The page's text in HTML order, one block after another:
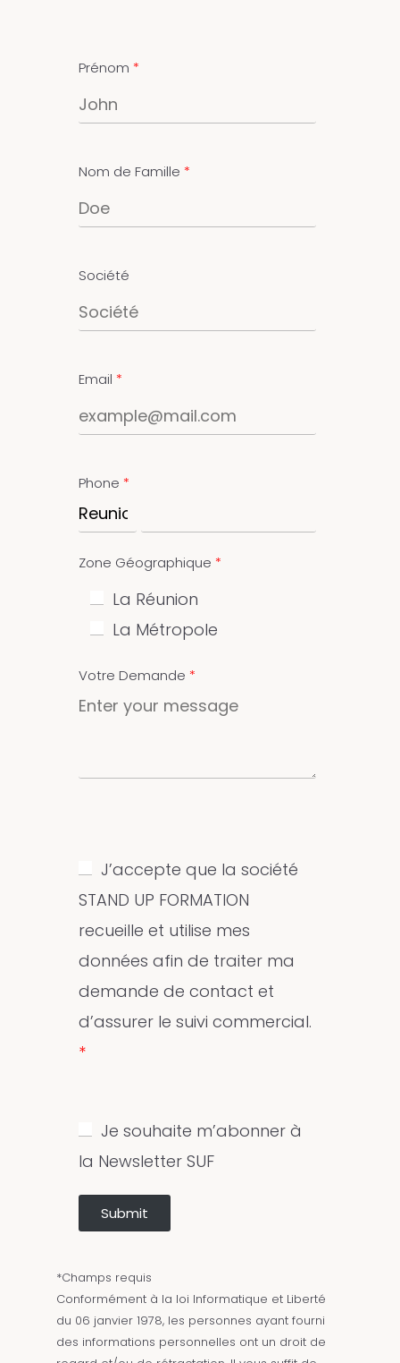
Prénom
Nom de Famille
Société
Email
Phone
Zone Géographique
La Réunion
La Métropole
Votre Demande
J’accepte que la société
STAND UP FORMATION
recueille et utilise mes
données afin de traiter ma
demande de contact et
d’assurer le suivi commercial.
Je souhaite m’abonner à
la Newsletter SUF
Submit
*Champs requis
Conformément à la loi Informatique et Liberté
du 06 janvier 1978, les personnes ayant fourni
des informations personnelles ont un droit de